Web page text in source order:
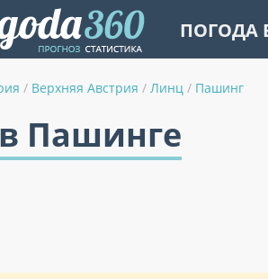
ПОГОДА
/ Верхняя Австрия / Линц / Пашинг
Пашинге